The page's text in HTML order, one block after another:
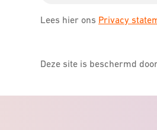
Lees hier ons Privacy
Deze site is beschermd